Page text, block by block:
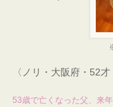
〈ノリ・大阪府・52
53歳で亡くなった父、来